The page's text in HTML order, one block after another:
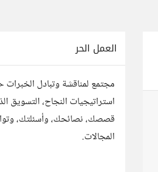
العمل الحر
مجتمع لمناقشة وتبادل
استراتيجيات النجاح، التسويق
قصصك، نصائحك، وأسئلتك،
المجالات.